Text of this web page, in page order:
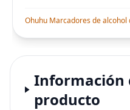
Información
producto